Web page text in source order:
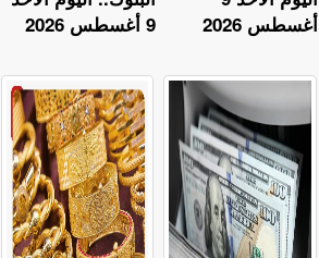
9 أغسطس 2026
أغسطس 2026